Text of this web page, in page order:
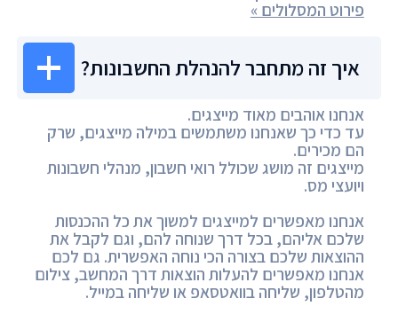
פירוט המסלולים »
איך זה מתחבר להנהלת החשבונות?
אנחנו אוהבים מאוד מייצגים.
עד כדי כך שאנחנו משתמשים במילה מייצגים, שרק
הם מכירים.
מייצגים זה מושג שכולל רואי חשבון, מנהלי חשבונות
ויועצי מס.
אנחנו מאפשרים למייצגים למשוך את כל ההכנסות
שלכם אליהם, בכל דרך שנוחה להם, וגם לקבל את
ההוצאות שלכם בצורה הכי נוחה האפשרית. גם לכם
אנחנו מאפשרים להעלות הוצאות דרך המחשב, צילום
מהטלפון, שליחה בוואטסאפ או שליחה במייל.